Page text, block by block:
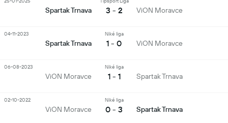
Spartak Trnava 3 - 2 ViON Moravce
Spartak Trnava
Niké liga
1 - 0 ViON Moravce
04-11-2023
ViON Moravce
Niké liga
1 - 1 Spartak Trnava
06-08-2023
ViON Moravce
Niké liga
0 - 3 Spartak Trnava
02-10-2022